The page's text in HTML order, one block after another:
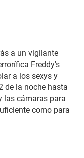
a un vigilante
Freddy's
a los sexys y
de la noche hasta
las cámaras para
como para